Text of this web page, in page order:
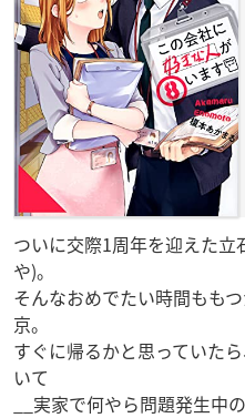
ついに交際1周年を迎えた立
や)。
そんなおめでたい時間もも
京。
すぐに帰るかと思っていた
いて
__実家で何やら問題発生中